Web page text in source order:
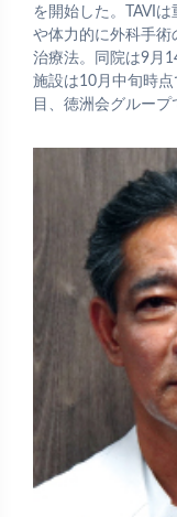
を開始した。TAVI
や体力的に外科手術
治療法。同院は9月
施設は10月中旬時
目、徳洲会グループ